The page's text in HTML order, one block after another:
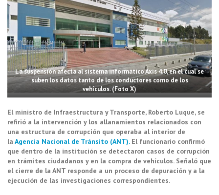
La suspensión afecta al sistema informático Axís 4.0, en el cual se
suben los datos tanto de los conductores como de los
vehículos. (Foto X)
El ministro de Infraestructura y Transporte, Roberto Luque, se
refirió a la intervención y los allanamientos relacionados con
una estructura de corrupción que operaba al interior de
la Agencia Nacional de Tránsito (ANT). El funcionario confirmó
que dentro de la institución se detectaron casos de corrupción
en trámites ciudadanos y en la compra de vehículos. Señaló que
el cierre de la ANT responde a un proceso de depuración y a la
ejecución de las investigaciones correspondientes.